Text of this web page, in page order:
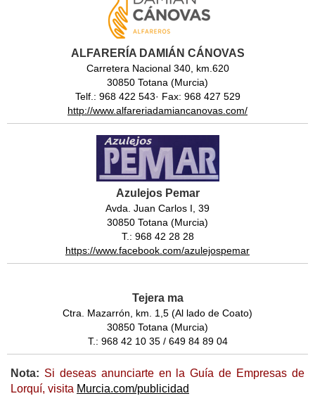
ALFARERÍA DAMIÁN CÁNOVAS
Carretera Nacional 340, km.620
30850 Totana (Murcia)
Telf.: 968 422 543· Fax: 968 427 529
http://www.alfareriadamiancanovas.com/
Azulejos Pemar
Avda. Juan Carlos I, 39
30850 Totana (Murcia)
T.: 968 42 28 28
https://www.facebook.com/azulejospemar
Tejera ma
Ctra. Mazarrón, km. 1,5 (Al lado de Coato)
30850 Totana (Murcia)
T.: 968 42 10 35 / 649 84 89 04
Nota: Si deseas anunciarte en la Guía de Empresas de
Lorquí, visita Murcia.com/publicidad